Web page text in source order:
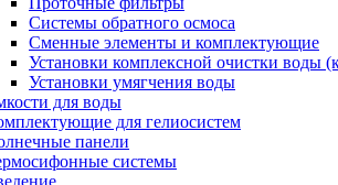
Системы обратного осмоса
Сменные элементы и комплектующие
Установки комплексной очистки воды
Установки умягчения воды
для воды
для гелиосистем
панели
системы